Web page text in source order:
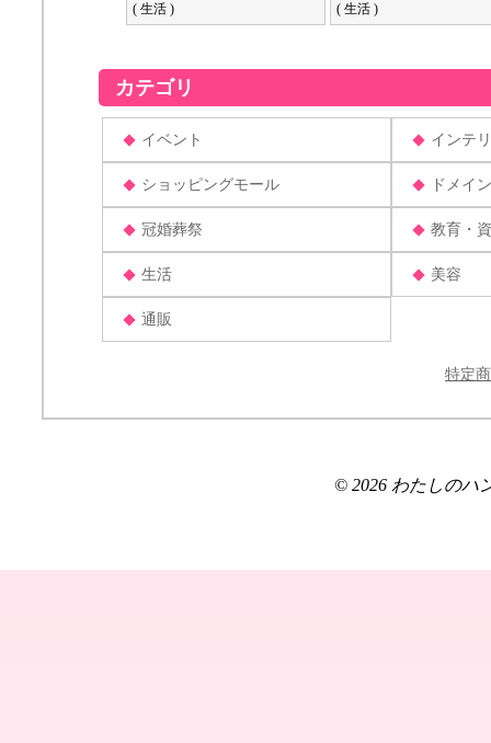
( 生活 ) ( 生活 )
カテゴリ
イベント インテ
ショッピングモール ドメイン
冠婚葬祭 教育・
生活 美容
通販
特定
© 2026 わたしのハ